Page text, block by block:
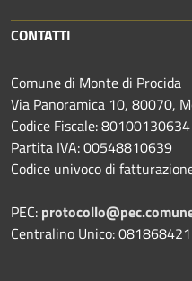
CONTATTI
Comune di Monte di Procida
Via Panoramica 10, 80070,
Codice Fiscale: 80100130634
Partita IVA: 00548810639
Codice univoco di
PEC:
Centralino Unico: